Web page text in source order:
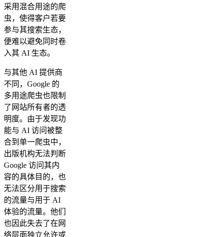
采用混合用途的爬
虫，使得客户若要
参与其搜索生态，
便难以避免同时卷
入其 AI 生态。
与其他 AI 提供商
不同，Google 的
多用途爬虫也限制
了网站所有者的透
明度。由于发现功
能与 AI 访问被整
合到单一爬虫中，
出版机构无法判断
Google 访问其内
容的具体目的，也
无法区分用于搜索
的流量与用于 AI
体验的流量。他们
也因此失去了在网
络层面独立允许或